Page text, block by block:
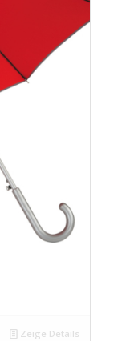
Zeige Details